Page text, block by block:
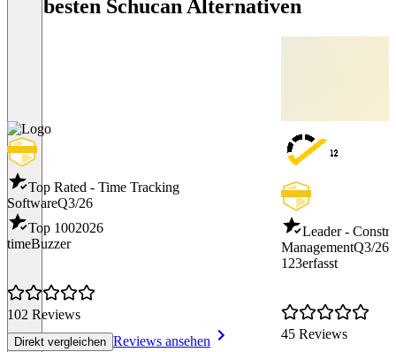
Die besten Schucan Alternativen
Top Rated - Time Tracking
SoftwareQ3/26
Top 1002026
timeBuzzer
102 Reviews
Direkt vergleichen Reviews ansehen
Leader -
ManagementQ3/26
123erfasst
45 Reviews